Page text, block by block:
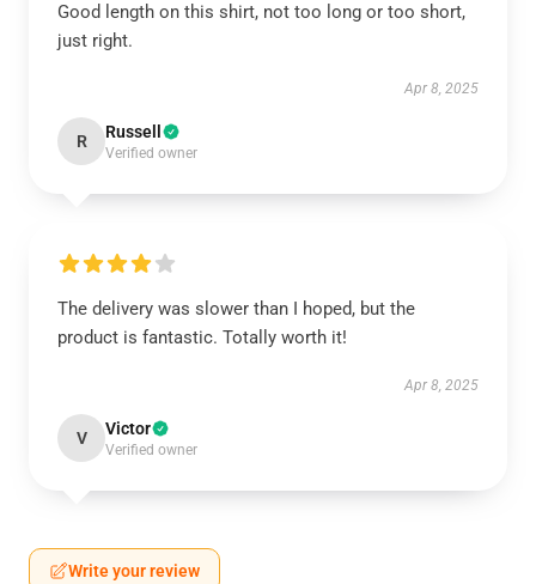
Good length on this shirt, not too long or too short,
just right.
Apr 8, 2025
R Russell
Verified owner
The delivery was slower than I hoped, but the
product is fantastic. Totally worth it!
Apr 8, 2025
V Victor
Verified owner
Write your review